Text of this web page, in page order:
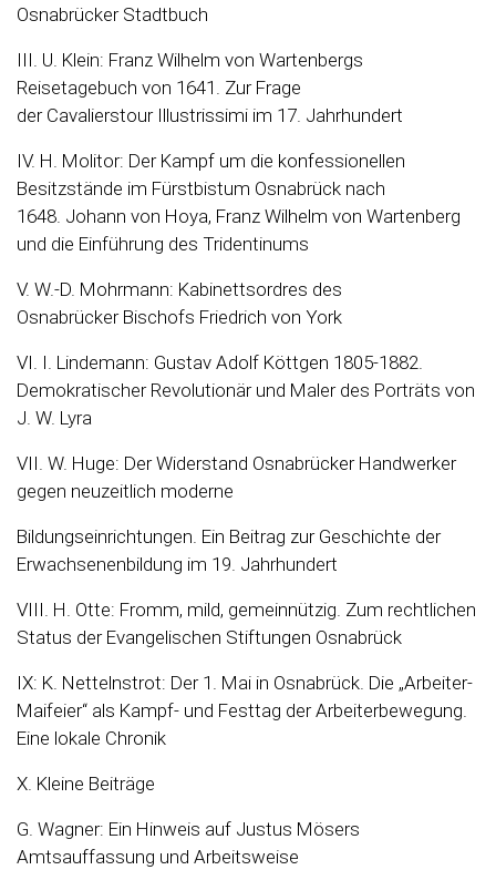
Osnabrücker Stadtbuch
III. U. Klein: Franz Wilhelm von Wartenbergs
Reisetagebuch von 1641. Zur Frage
der Cavalierstour Illustrissimi im 17. Jahrhundert
IV. H. Molitor: Der Kampf um die konfessionellen
Besitzstände im Fürstbistum Osnabrück nach
1648. Johann von Hoya, Franz Wilhelm von Wartenberg
und die Einführung des Tridentinums
V. W.-D. Mohrmann: Kabinettsordres des
Osnabrücker Bischofs Friedrich von York
VI. I. Lindemann: Gustav Adolf Köttgen 1805-1882.
Demokratischer Revolutionär und Maler des Porträts von
J. W. Lyra
VII. W. Huge: Der Widerstand Osnabrücker Handwerker
gegen neuzeitlich moderne
Bildungseinrichtungen. Ein Beitrag zur Geschichte der
Erwachsenenbildung im 19. Jahrhundert
VIII. H. Otte: Fromm, mild, gemeinnützig. Zum rechtlichen
Status der Evangelischen Stiftungen Osnabrück
IX: K. Nettelnstrot: Der 1. Mai in Osnabrück. Die „Arbeiter-
Maifeier“ als Kampf- und Festtag der Arbeiterbewegung.
Eine lokale Chronik
X. Kleine Beiträge
G. Wagner: Ein Hinweis auf Justus Mösers
Amtsauffassung und Arbeitsweise